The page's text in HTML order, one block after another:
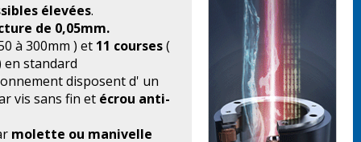
élevées.
de 0,05mm.
à 300mm ) et 11 courses(
en standard
disposent d' un
vis sans fin et écrou anti-
molette ou manivelle